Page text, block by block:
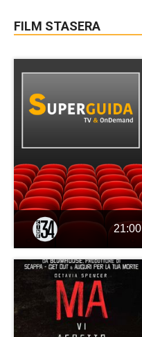
FILM STASERA
21:00